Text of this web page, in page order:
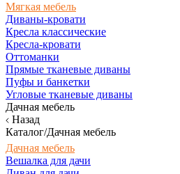
Мягкая мебель
Диваны-кровати
Кресла классические
Кресла-кровати
Оттоманки
Прямые тканевые диваны
Пуфы и банкетки
Угловые тканевые диваны
Дачная мебель
Назад
Каталог/Дачная мебель
Дачная мебель
Вешалка для дачи